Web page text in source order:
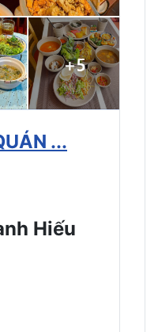
...
Hiếu